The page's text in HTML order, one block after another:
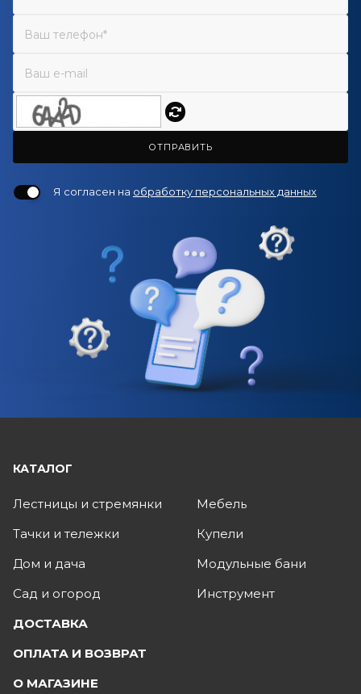
ОТПРАВИТЬ
Я согласен на обработку персональных данных
КАТАЛОГ
Лестницы и стремянки
Тачки и тележки
Дом и дача
Сад и огород
Мебель
Купели
Модульные бани
Инструмент
ДОСТАВКА
ОПЛАТА И ВОЗВРАТ
О МАГАЗИНЕ